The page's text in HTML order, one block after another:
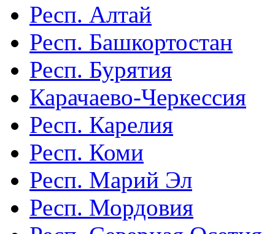
Респ. Алтай
Респ. Башкортостан
Респ. Бурятия
Карачаево-Черкессия
Респ. Карелия
Респ. Коми
Респ. Марий Эл
Респ. Мордовия